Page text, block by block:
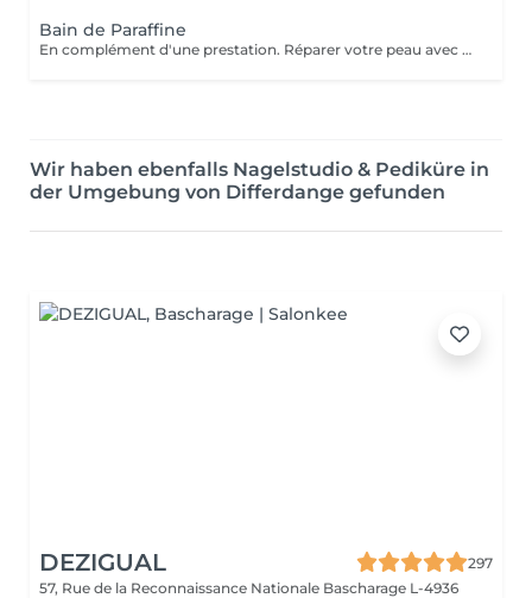
Bain de Paraffine
En complément d'une prestation. Réparer votre peau avec une agréable chaleur qui vous enveloppe.
Wir haben ebenfalls Nagelstudio & Pediküre in
der Umgebung von Differdange gefunden
DEZIGUAL
297
57, Rue de la Reconnaissance Nationale Bascharage L-4936